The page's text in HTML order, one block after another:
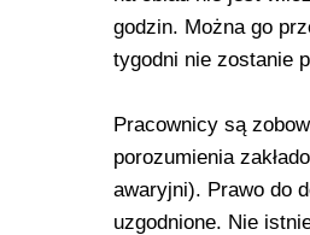
godzin. Można go
tygodni nie zostanie
Pracownicy są
porozumienia
awaryjni). Prawo do
uzgodnione. Nie